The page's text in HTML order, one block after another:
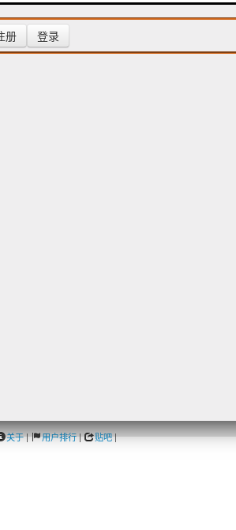
册 登录
关于| 用户排行| 贴吧|